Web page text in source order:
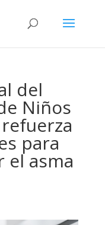
del
Niños
para
asma